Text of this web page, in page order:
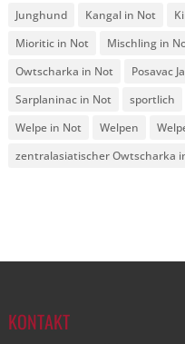
Junghund
Kangal in Not
Mioritic in Not
Mischling in
Owtscharka in Not
Posavac
Sarplaninac in Not
sportlich
Welpe in Not
Welpen
zentralasiatischer Owtscharka
KONTAKT